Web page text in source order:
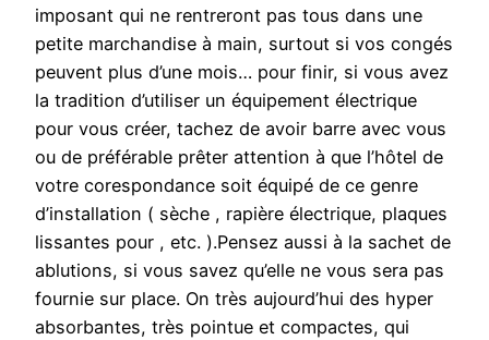
imposant qui ne rentreront pas tous dans une
petite marchandise à main, surtout si vos congés
peuvent plus d’une mois… pour finir, si vous avez
la tradition d’utiliser un équipement électrique
pour vous créer, tachez de avoir barre avec vous
ou de préférable prêter attention à que l’hôtel de
votre corespondance soit équipé de ce genre
d’installation ( sèche , rapière électrique, plaques
lissantes pour , etc. ).Pensez aussi à la sachet de
ablutions, si vous savez qu’elle ne vous sera pas
fournie sur place. On très aujourd’hui des hyper
absorbantes, très pointue et compactes, qui